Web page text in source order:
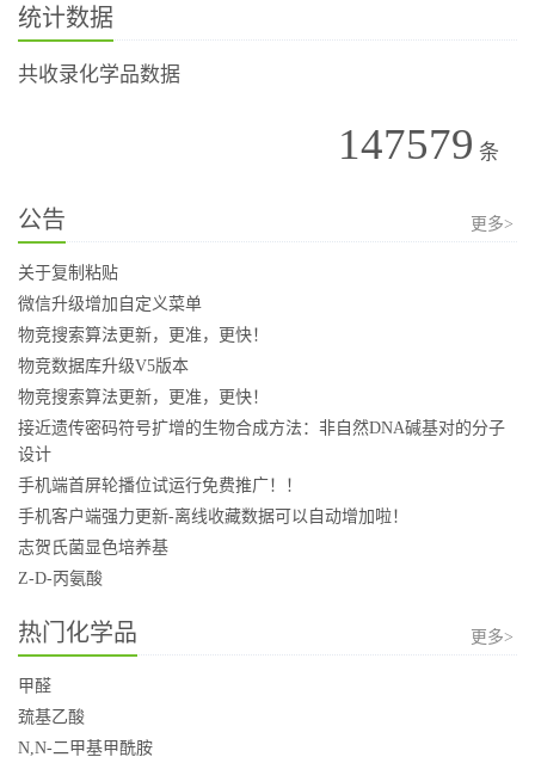
统计数据
共收录化学品数据
147579 条
公告 更多>
关于复制粘贴
微信升级增加自定义菜单
物竞搜索算法更新，更准，更快！
物竞数据库升级V5版本
物竞搜索算法更新，更准，更快！
接近遗传密码符号扩增的生物合成方法：非自然DNA碱基对的分子
设计
手机端首屏轮播位试运行免费推广！！
手机客户端强力更新-离线收藏数据可以自动增加啦！
志贺氏菌显色培养基
Z-D-丙氨酸
热门化学品 更多>
甲醛
巯基乙酸
N,N-二甲基甲酰胺